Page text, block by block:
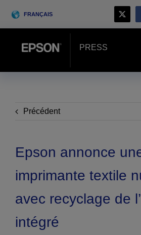
FRANÇAIS
PRESS
Témoignages clients
Évènements
Search
for:
Précédent
Epson annonce
imprimante textile
avec recyclage de
intégré